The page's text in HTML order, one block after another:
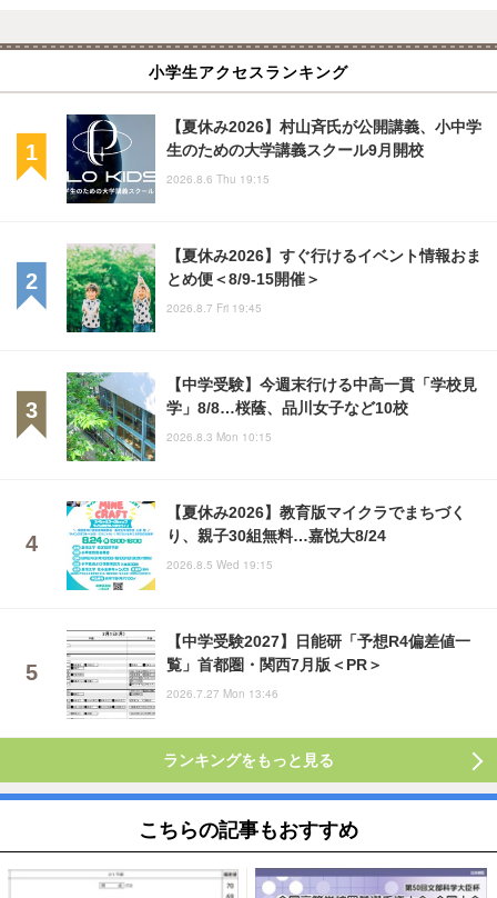
小学生アクセスランキング
【夏休み2026】村山斉氏が公開講義、小中学
生のための大学講義スクール9月開校
2026.8.6 Thu 19:15
【夏休み2026】すぐ行けるイベント情報おま
とめ便＜8/9-15開催＞
2026.8.7 Fri 19:45
【中学受験】今週末行ける中高一貫「学校見
学」8/8…桜蔭、品川女子など10校
2026.8.3 Mon 10:15
【夏休み2026】教育版マイクラでまちづく
り、親子30組無料…嘉悦大8/24
2026.8.5 Wed 19:15
【中学受験2027】日能研「予想R4偏差値一
覧」首都圏・関西7月版＜PR＞
2026.7.27 Mon 13:46
ランキングをもっと見る
こちらの記事もおすすめ